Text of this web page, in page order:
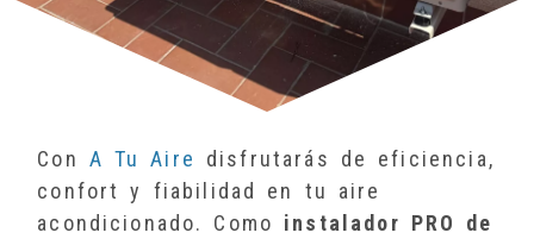
Con A Tu Aire
disfrutarás de eficiencia,
confort y fiabilidad en tu aire
acondicionado. Como instalador PRO de